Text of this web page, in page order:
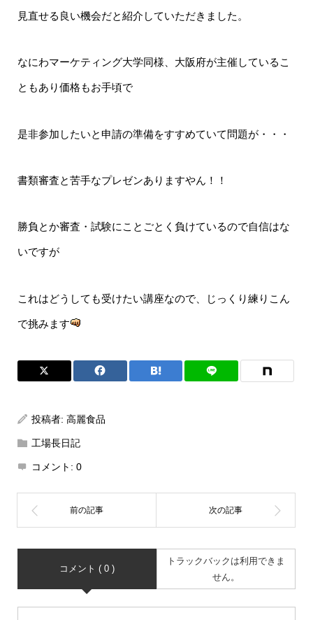
見直せる良い機会だと紹介していただきました。
なにわマーケティング大学同様、大阪府が主催しているこ
ともあり価格もお手頃で
是非参加したいと申請の準備をすすめていて問題が・・・
書類審査と苦手なプレゼンありますやん！！
勝負とか審査・試験にことごとく負けているので自信はな
いですが
これはどうしても受けたい講座なので、じっくり練りこん
で挑みます
投稿者: 高麗食品
工場長日記
コメント: 0
コメント ( 0 )
トラックバックは利用できま
せん。